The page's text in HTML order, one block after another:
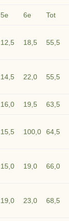
5e 6e Tot
12,5 18,5 55,5
14,5 22,0 55,5
16,0 19,5 63,5
15,5 100,0 64,5
15,0 19,0 66,0
19,0 23,0 68,5